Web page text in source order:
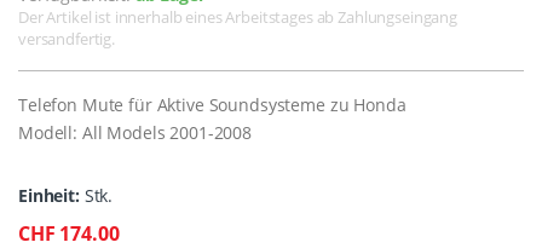
Der Artikel ist innerhalb eines Arbeitstages ab Zahlungseingang
versandfertig.
Telefon Mute für Aktive Soundsysteme zu Honda
Modell: All Models 2001-2008
Einheit: Stk.
CHF 174.00